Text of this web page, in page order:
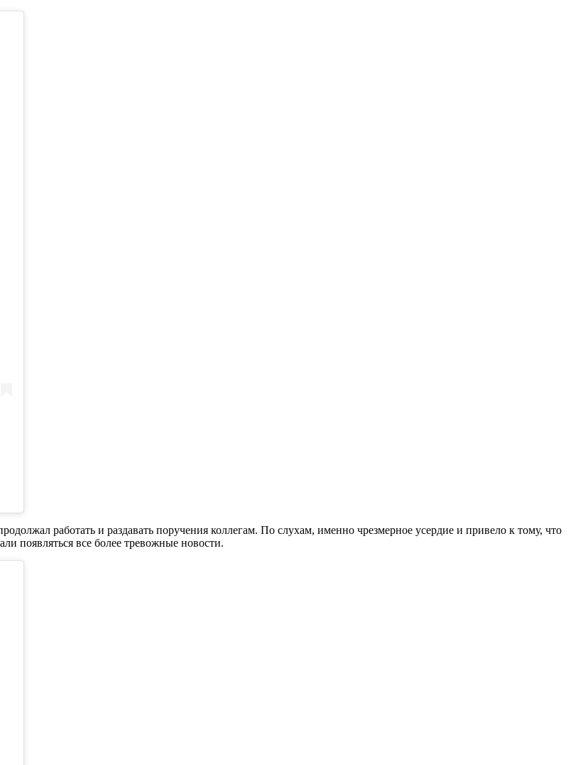
работать и раздавать поручения коллегам. По слухам, именно чрезмерное усердие и привело к тому, что
появляться все более тревожные новости.